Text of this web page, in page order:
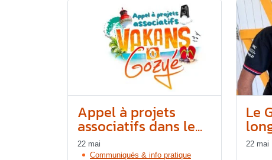
Appel à projets
associatifs dans le...
22 mai
Communiqués & info pratique
Le
22 mai